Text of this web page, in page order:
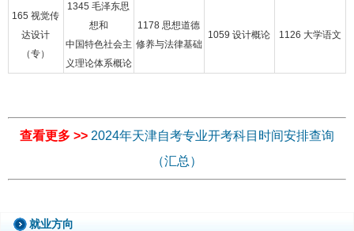
165 视觉传
达设计
（专）
1345 毛泽东思
想和
中国特色社会主
义理论体系概论
1178 思想道德
修养与法律基础
1059 设计概论 1126 大学语文
查看更多 >> 2024年天津自考专业开考科目时间安排查询
（汇总）
就业方向